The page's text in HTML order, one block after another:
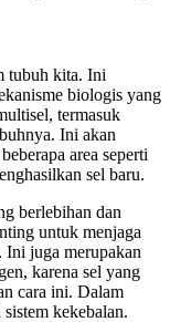
tubuh kita. Ini
biologis yang
termasuk
Ini akan
area seperti
sel baru.
berlebihan dan
untuk menjaga
Ini juga merupakan
karena sel yang
cara ini. Dalam
kekebalan.